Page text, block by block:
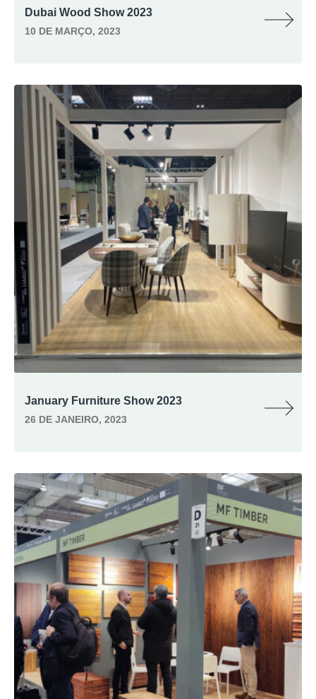
Dubai Wood Show 2023
10 DE MARÇO, 2023
January Furniture Show 2023
26 DE JANEIRO, 2023